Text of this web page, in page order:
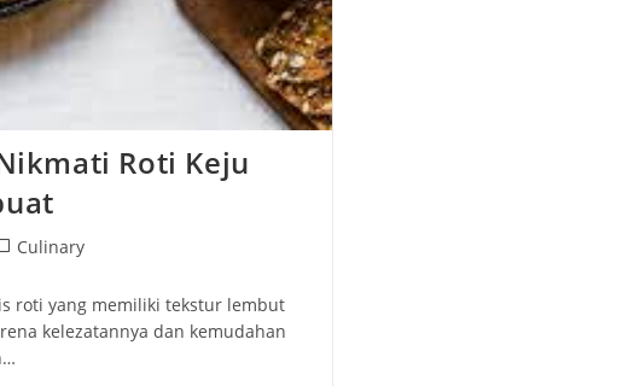
Roti Keju
Culinary
roti yang memiliki tekstur lembut
kelezatannya dan kemudahan